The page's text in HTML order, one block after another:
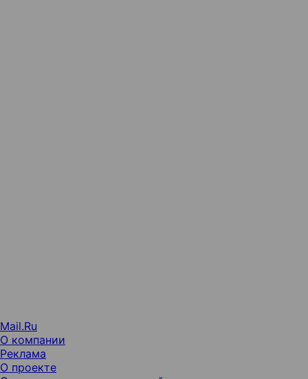
Mail.Ru
О компании
Реклама
О проекте